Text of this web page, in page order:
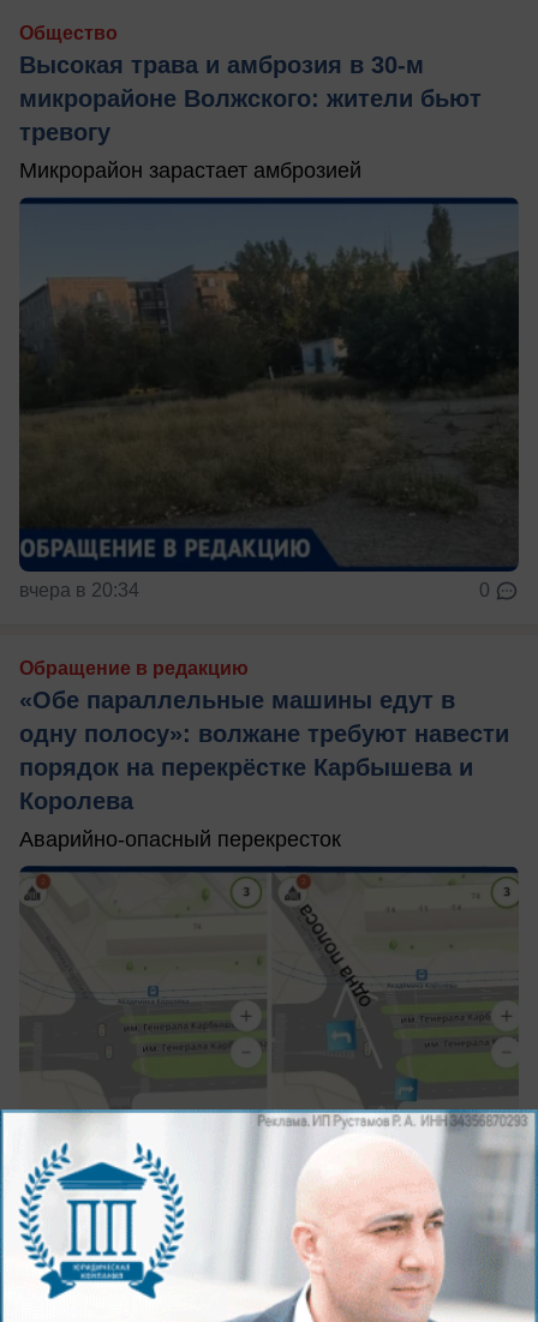
Общество
Высокая трава и амброзия в 30‑м
микрорайоне Волжского: жители бьют
тревогу
Микрорайон зарастает амброзией
вчера в 20:34 0
Обращение в редакцию
«Обе параллельные машины едут в
одну полосу»: волжане требуют навести
порядок на перекрёстке Карбышева и
Королева
Аварийно-опасный перекресток
вчера в 19:27 3